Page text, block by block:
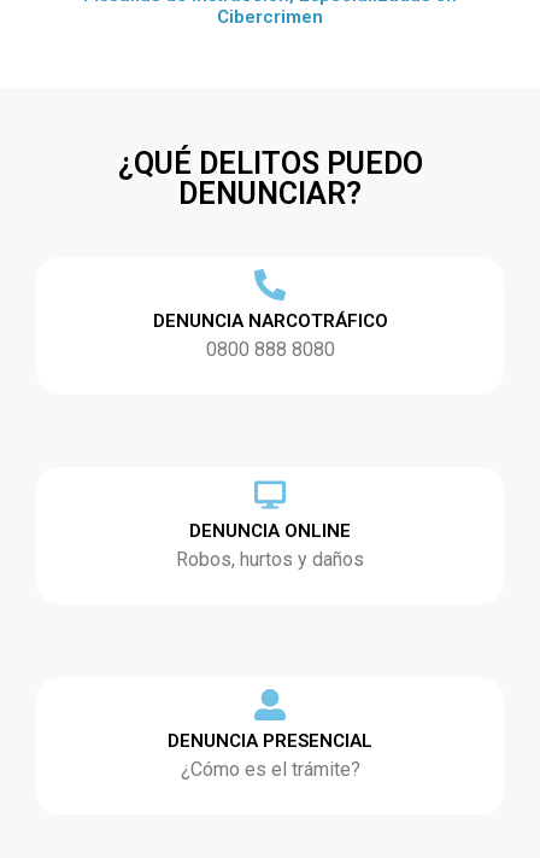
Cibercrimen
¿QUÉ DELITOS PUEDO
DENUNCIAR?
DENUNCIA NARCOTRÁFICO
0800 888 8080
DENUNCIA ONLINE
Robos, hurtos y daños
DENUNCIA PRESENCIAL
¿Cómo es el trámite?